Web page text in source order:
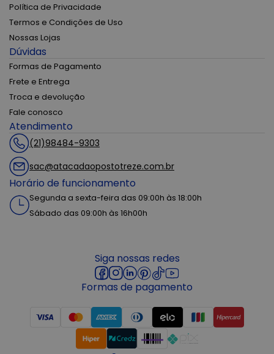
Política de Privacidade
Termos e Condições de Uso
Nossas Lojas
Dúvidas
Formas de Pagamento
Frete e Entrega
Troca e devolução
Fale conosco
Atendimento
(21)98484-9303
sac@atacadaopostotreze.com.br
Horário de funcionamento
Segunda a sexta-feira das 09:00h às 18:00h
Sábado das 09:00h às 16h00h
Siga nossas redes
Formas de pagamento